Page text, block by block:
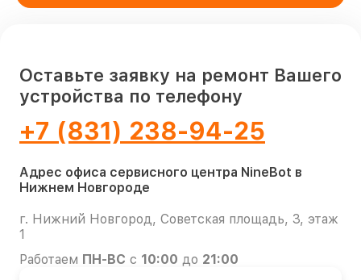
Оставьте заявку на ремонт Вашего
устройства по телефону
+7 (831) 238-94-25
Адрес офиса сервисного центра NineBot в
Нижнем Новгороде
г. Нижний Новгород, Советская площадь, 3, этаж
1
Работаем ПН-ВС с 10:00 до 21:00